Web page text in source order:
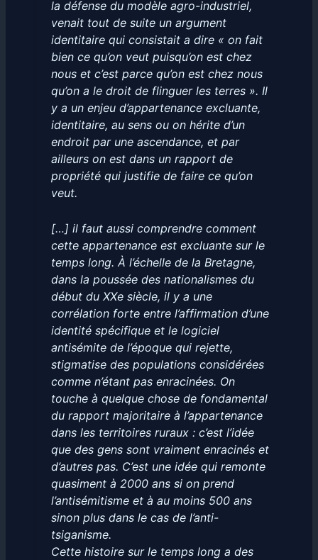
la défense du modèle agro-industriel,
venait tout de suite un argument
identitaire qui consistait a dire « on fait
bien ce qu’on veut puisqu’on est chez
nous et c’est parce qu’on est chez nous
qu’on a le droit de flinguer les terres ». Il
y a un enjeu d’appartenance excluante,
identitaire, au sens ou on hérite d’un
endroit par une ascendance, et par
ailleurs on est dans un rapport de
propriété qui justifie de faire ce qu’on
veut.
[…] il faut aussi comprendre comment
cette appartenance est excluante sur le
temps long. À l’échelle de la Bretagne,
dans la poussée des nationalismes du
début du XXe siècle, il y a une
corrélation forte entre l’affirmation d’une
identité spécifique et le logiciel
antisémite de l’époque qui rejette,
stigmatise des populations considérées
comme n’étant pas enracinées. On
touche à quelque chose de fondamental
du rapport majoritaire à l’appartenance
dans les territoires ruraux : c’est l’idée
que des gens sont vraiment enracinés et
d’autres pas. C’est une idée qui remonte
quasiment à 2000 ans si on prend
l’antisémitisme et à au moins 500 ans
sinon plus dans le cas de l’anti-
tsiganisme.
Cette histoire sur le temps long a des